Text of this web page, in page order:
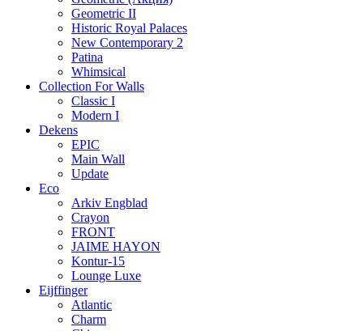
Geometric II
Historic Royal Palaces
New Contemporary 2
Patina
Whimsical
Collection For Walls
Classic I
Modern I
Dekens
EPIC
Main Wall
Update
Eco
Arkiv Engblad
Crayon
FRONT
JAIME HAYON
Kontur-15
Lounge Luxe
Eijffinger
Atlantic
Charm